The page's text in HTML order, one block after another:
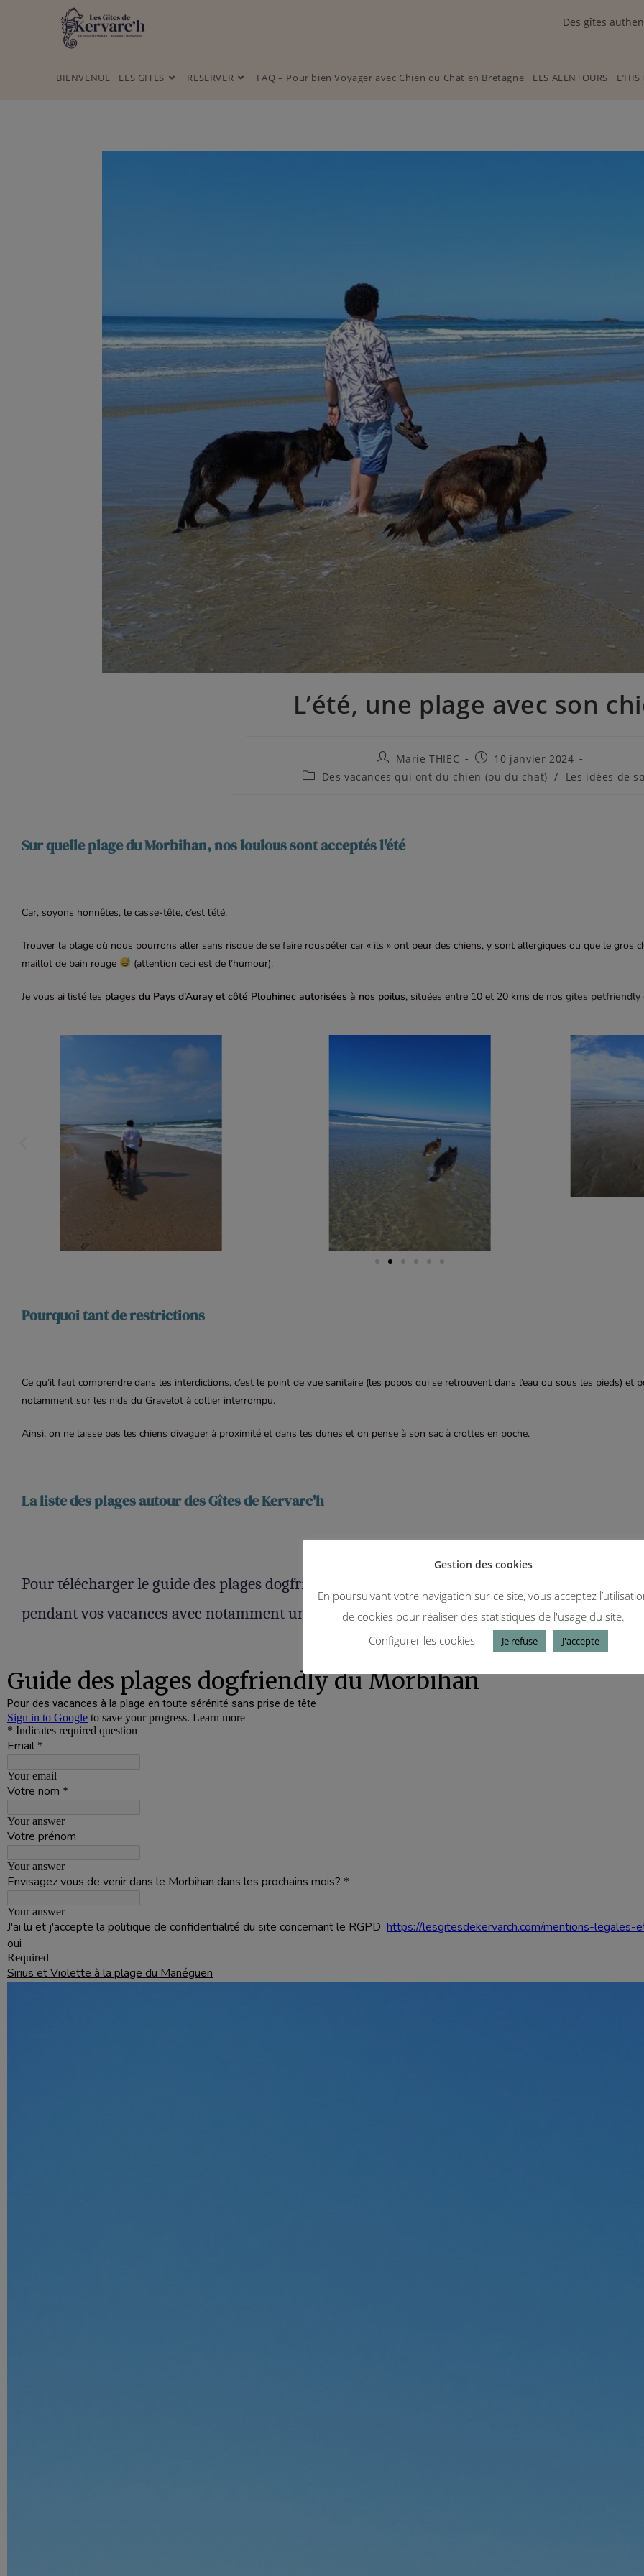
Des gîtes
BIENVENUE LES GITES RESERVER FAQ – Pour bien Voyager avec Chien ou Chat en Bretagne LES ALENTOURS
L’été, une plage avec son
Marie THIEC
10 janvier 2024
Des vacances qui ont du chien (ou du chat) / Les idées de
Sur quelle plage du Morbihan, nos loulous sont acceptés l'été
Car, soyons honnêtes, le casse-tête, c’est l’été.
Trouver la plage où nous pourrons aller sans risque de se faire rouspéter car « ils » ont peur des chiens, y sont allergiques ou que le gros
maillot de bain rouge
(attention ceci est de l’humour).
Je vous ai listé les plages du Pays d’Auray et côté Plouhinec autorisées à nos poilus, situées entre 10 et 20 kms de nos gites petfriendly
Pourquoi tant de restrictions
Ce qu’il faut comprendre dans les interdictions, c’est le point de vue sanitaire (les popos qui se retrouvent dans l’eau ou sous les pieds) et
notamment sur les nids du Gravelot à collier interrompu.
Ainsi, on ne laisse pas les chiens divaguer à proximité et dans les dunes et on pense à son sac à crottes en poche.
La liste des plages autour des Gîtes de Kervarc'h
Pour télécharger le guide des plages dogfriendly que j’ai spécialement rédigé pour vous et
pendant vos vacances avec notamment une carte interactive des plages, remplissez le
Gestion des cookies
En poursuivant votre navigation sur ce site, vous acceptez
de cookies pour réaliser des statistiques de l'usage du site.
Configurer les cookies
Je refuse J'accepte